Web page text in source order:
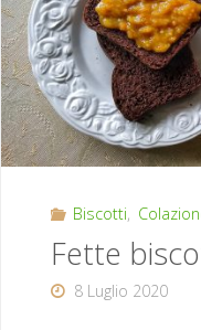
Biscotti,
Fette
8 Luglio 2020